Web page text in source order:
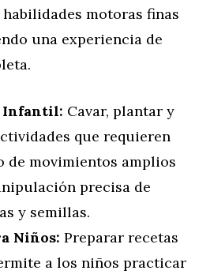
motoras finas
una experiencia de
Infantil: Cavar, plantar y
que requieren
de movimientos amplios
precisa de
y semillas.
Niños: Preparar recetas
a los niños practicar